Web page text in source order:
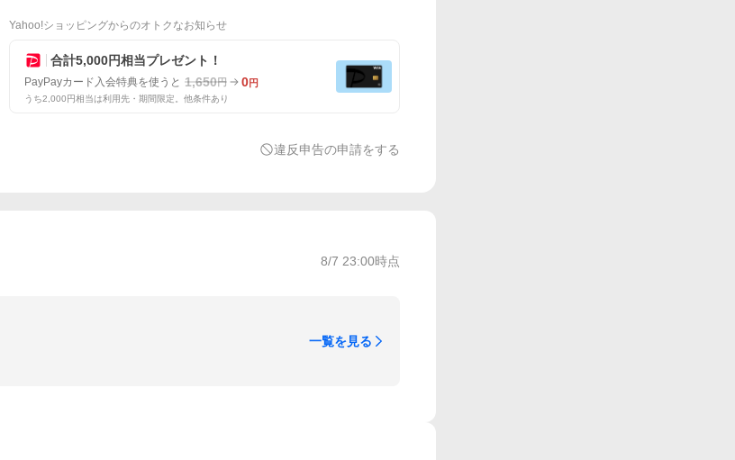
Yahoo!ショッピングからのオトクなお知らせ
合計5,000円相当プレゼント！
PayPayカード入会特典を使うと 1,650円 0円
うち2,000円相当は利用先・期間限定。他条件あり
違反申告の申請をする
8/7 23:00時点
一覧を見る